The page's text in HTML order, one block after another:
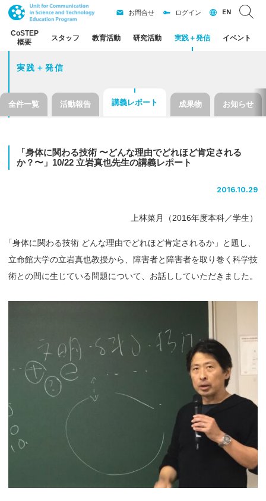
CoSTEP
概要
スタッフ 教育活動 研究活動 実践＋発信 イベント
お問合せ ログイン EN
実践＋発信
全件一覧 活動報告 講義レポート 成果物 お知らせ
「身体に関わる技術 〜どんな理由でどれほど肯定される
か？ 〜」 10/22 立岩真也先生の講義レポート
2016.10.29
上林菜月（2016年度本科／学生）
「身体に関わる技術 どんな理由でどれほど肯定されるか」と題し、
立命館大学の立岩真也教授から、障害者と障害者を取り巻く科学技
術との間に生じている問題について、お話ししていただきました。